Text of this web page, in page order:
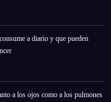
a diario y que pueden
a los ojos como a los pulmones